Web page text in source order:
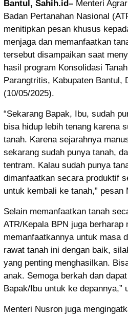
Bantul, Sahih.id– Menteri
Badan Pertanahan Nasional
menitipkan pesan khusus
menjaga dan memanfaatkan
tersebut disampaikan saat
hasil program Konsolidasi
Parangtritis, Kabupaten Bantul,
(10/05/2025).
“Sekarang Bapak, Ibu, sudah
bisa hidup lebih tenang karena
tanah. Karena sejarahnya
sekarang sudah punya tanah,
tentram. Kalau sudah punya
dimanfaatkan secara produktif
untuk kembali ke tanah,” pesan
Selain memanfaatkan tanah
ATR/Kepala BPN juga berharap
memanfaatkannya untuk masa
rawat tanah ini dengan baik,
yang penting menghasilkan.
anak. Semoga berkah dan
Bapak/Ibu untuk ke depannya,”
Menteri Nusron juga